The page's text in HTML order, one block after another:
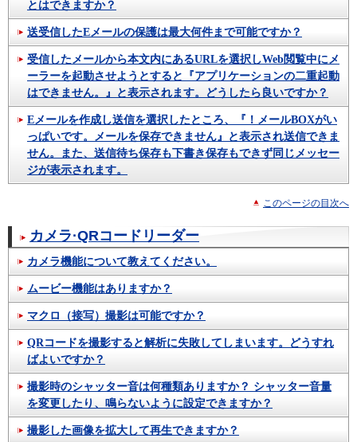
とはできますか？
送受信したEメールの保護は最大何件まで可能ですか？
受信したメールから本文内にあるURLを選択しWeb閲覧中にメ
ーラーを起動させようとすると『アプリケーションの二重起動
はできません。』と表示されます。どうしたら良いですか？
Eメールを作成し送信を選択したところ、『！メールBOXがい
っぱいです。メールを保存できません』と表示され送信できま
せん。また、送信待ち保存も下書き保存もできず同じメッセー
ジが表示されます。
このページの目次へ
カメラ·QRコードリーダー
カメラ機能について教えてください。
ムービー機能はありますか？
マクロ（接写）撮影は可能ですか？
QRコードを撮影すると解析に失敗してしまいます。どうすれ
ばよいですか？
撮影時のシャッター音は何種類ありますか？ シャッター音量
を変更したり、鳴らないように設定できますか？
撮影した画像を拡大して再生できますか？